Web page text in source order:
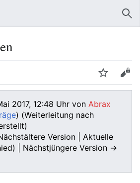
Beobachten Bearbeiten
2017, 12:48 Uhr von Abrax
) (Weiterleitung nach
Version | Aktuelle
| Nächstjüngere Version →